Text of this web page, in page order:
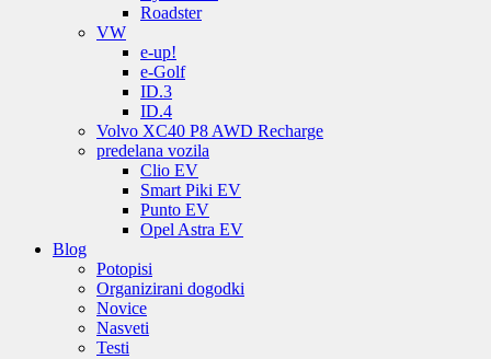
Roadster
VW
e-up!
e-Golf
ID.3
ID.4
Volvo XC40 P8 AWD Recharge
predelana vozila
Clio EV
Smart Piki EV
Punto EV
Opel Astra EV
Blog
Potopisi
Organizirani dogodki
Novice
Nasveti
Testi